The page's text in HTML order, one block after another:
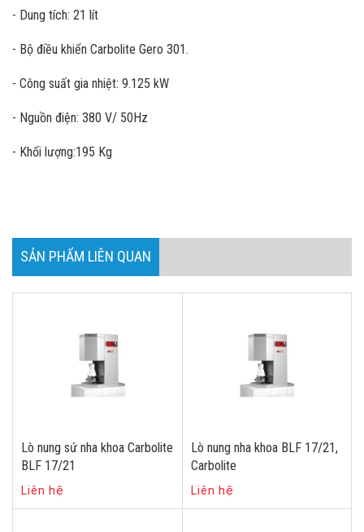
- Dung tích: 21 lít
- Bộ điều khiển Carbolite Gero 301.
- Công suất gia nhiệt: 9.125 kW
- Nguồn điện: 380 V/ 50Hz
- Khối lượng:195 Kg
SẢN PHẨM LIÊN QUAN
Lò nung sứ nha khoa Carbolite
BLF 17/21
Liên hệ
Lò nung nha khoa BLF 17/21,
Carbolite
Liên hệ